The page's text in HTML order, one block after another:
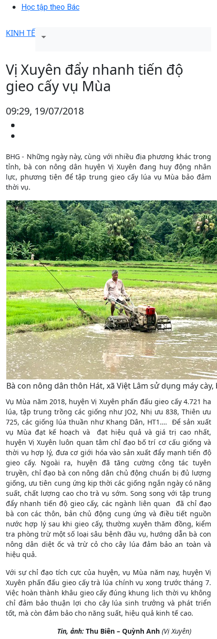
Học tập theo Bác
KINH TẾ
Vị Xuyên đẩy nhanh tiến độ
gieo cấy vụ Mùa
09:29, 19/07/2018
BHG - Những ngày này, cùng với nhiều địa phương khác trong
tỉnh, bà con nông dân huyện Vị Xuyên đang huy động nhân
lực, phương tiện để tập trung gieo cấy lúa vụ Mùa bảo đảm
thời vụ.
Bà con nông dân thôn Hát, xã Việt Lâm sử dụng máy
Vụ Mùa năm 2018, huyện Vị Xuyên phấn đấu gieo cấy 4.721 ha
lúa, tập trung trồng các giống như JO2, Nhị ưu 838, Thiên ưu
725, các giống lúa thuần như Khang Dân, HT1…. Để sản xuất
vụ Mùa đạt kế hoạch và đạt hiệu quả và giá trị cao nhất,
huyện Vị Xuyên luôn quan tâm chỉ đạo bố trí cơ cấu giống và
thời vụ hợp lý, đưa cơ giới hóa vào sản xuất đẩy mạnh tiến độ
gieo cấy. Ngoài ra, huyện đã tăng cường công tác tuyên
truyền, chỉ đạo bà con nông dân chủ động chuẩn bị đủ lượng
giống, ưu tiên cung ứng kịp thời các giống ngắn ngày có năng
suất, chất lượng cao cho trà vụ sớm. Song song với tập trung
đẩy nhanh tiến độ gieo cấy, các ngành liên quan đã chỉ đạo
bà con các thôn, bản chủ động cung ứng và điều tiết nguồn
nước hợp lý sau khi gieo cấy, thường xuyên thăm đồng, kiểm
tra phòng trừ một số loại sâu bệnh đầu vụ, hướng dẫn bà con
nông dân diệt ốc và trừ cỏ cho cây lúa đảm bảo an toàn và
hiệu quả.
Với sự chỉ đạo tích cực của huyện, vụ Mùa năm nay, huyện Vị
Xuyên phấn đấu gieo cấy trà lúa chính vụ xong trước tháng 7.
Việc hoàn thành khâu gieo cấy đúng khung lịch thời vụ không
chỉ đảm bảo thuận lợi cho cây lúa sinh trưởng và phát triển
tốt, mà còn đảm bảo cho năng suất, hiệu quả kinh tế cao.
Tin, ảnh:Thu Biên – Quỳnh Anh (Vị Xuyên)